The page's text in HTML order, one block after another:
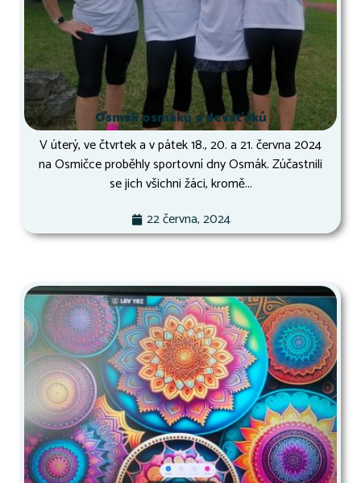
Osmák osmáků a deváťáků
V úterý, ve čtvrtek a v pátek 18., 20. a 21. června 2024
na Osmičce proběhly sportovní dny Osmák. Zúčastnili
se jich všichni žáci, kromě...
22 června, 2024